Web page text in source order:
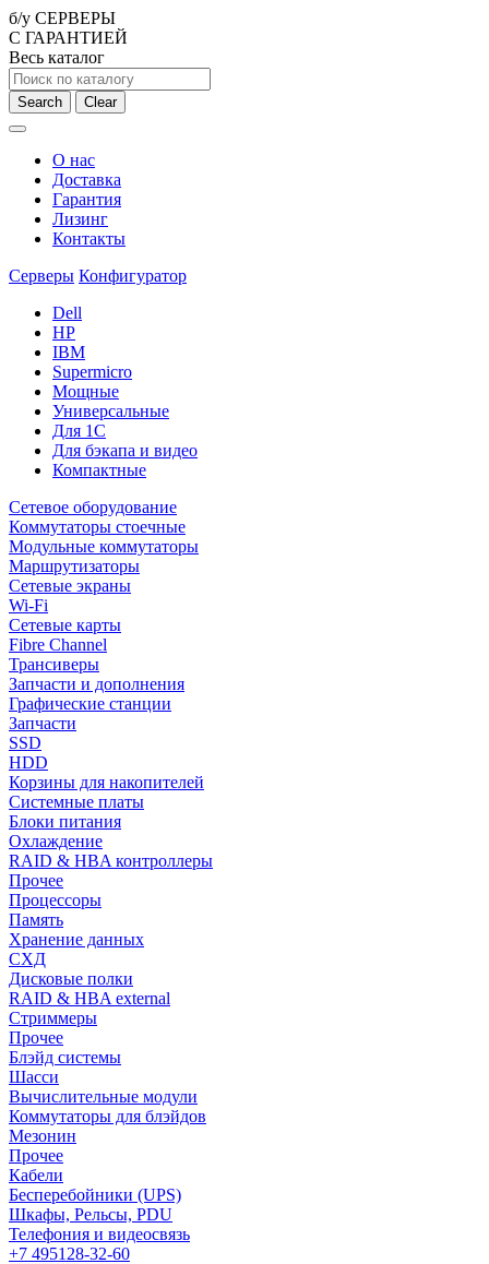
б/у СЕРВЕРЫ
С ГАРАНТИЕЙ
Весь каталог
Search Clear
О нас
Доставка
Гарантия
Лизинг
Контакты
Серверы Конфигуратор
Dell
HP
IBM
Supermicro
Мощные
Универсальные
Для 1С
Для бэкапа и видео
Компактные
Сетевое оборудование
Коммутаторы стоечные
Модульные коммутаторы
Маршрутизаторы
Сетевые экраны
Wi-Fi
Сетевые карты
Fibre Channel
Трансиверы
Запчасти и дополнения
Графические станции
Запчасти
SSD
HDD
Корзины для накопителей
Системные платы
Блоки питания
Охлаждение
RAID & HBA контроллеры
Прочее
Процессоры
Память
Хранение данных
СХД
Дисковые полки
RAID & HBA external
Стриммеры
Прочее
Блэйд системы
Шасси
Вычислительные модули
Коммутаторы для блэйдов
Мезонин
Прочее
Кабели
Бесперебойники (UPS)
Шкафы, Рельсы, PDU
Телефония и видеосвязь
+7 495128-32-60